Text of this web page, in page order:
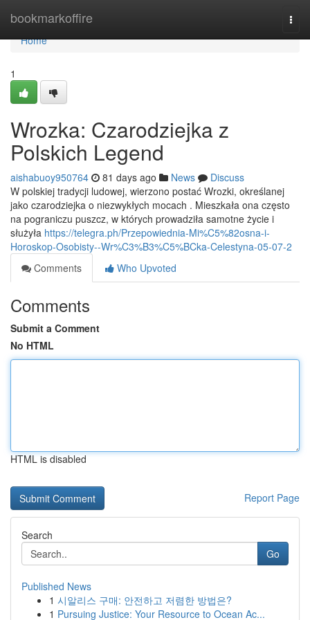
bookmarkoffire
Home
Home
1
Wrozka: Czarodziejka z
Polskich Legend
aishabuoy950764 81 days ago News
Discuss
W polskiej tradycji ludowej, wierzono postać Wrozki, określanej
jako czarodziejka o niezwykłych mocach . Mieszkała ona często
na pograniczu puszcz, w których prowadziła samotne życie i
służyła https://telegra.ph/Przepowiednia-Mi%C5%82osna-i-
Horoskop-Osobisty--Wr%C3%B3%C5%BCka-Celestyna-05-07-2
Comments
Who Upvoted
Comments
Submit a Comment
No HTML
HTML is disabled
Report Page
Search
Go
Published News
1 시알리스 구매: 안전하고 저렴한 방법은?
1 Pursuing Justice: Your Resource to Ocean Ac...